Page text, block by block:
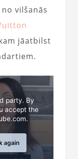
vilšanās
jāatbilst
party. By
accept the
again